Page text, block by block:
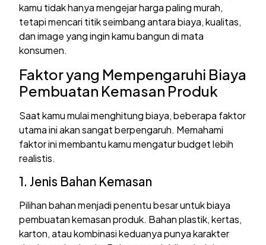
kamu tidak hanya mengejar harga paling murah,
tetapi mencari titik seimbang antara biaya, kualitas,
dan image yang ingin kamu bangun di mata
konsumen.
Faktor yang Mempengaruhi Biaya
Pembuatan Kemasan Produk
Saat kamu mulai menghitung biaya, beberapa faktor
utama ini akan sangat berpengaruh. Memahami
faktor ini membantu kamu mengatur budget lebih
realistis.
1. Jenis Bahan Kemasan
Pilihan bahan menjadi penentu besar untuk biaya
pembuatan kemasan produk. Bahan plastik, kertas,
karton, atau kombinasi keduanya punya karakter